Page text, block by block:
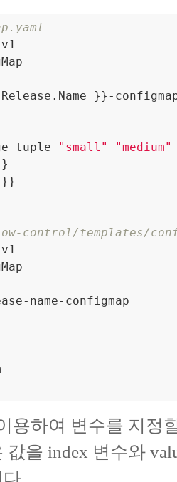
}}-
tuple
"small"
"medium"
control/templates/
name-configmap
용하여 변수를 지정
값을 index 변수와
.